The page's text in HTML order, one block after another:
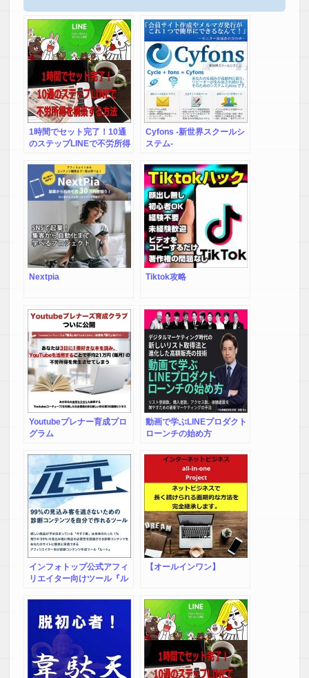
1時間でセット完了！10通
のステップLINEで不労所得
LINE
Cyfons -新世界スクールシ
ステム-
Nextpia Tiktok攻略
Youtubeプレナー育成プロ
グラム
動画で学ぶLINEプロダクト
ローンチの始め方
インフォトップ公式アフィ
リエイター向けツール『ル
【オールインワン】